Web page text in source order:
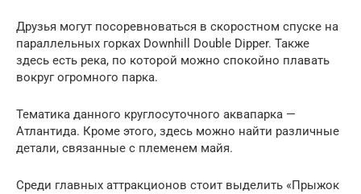
Друзья могут посоревноваться в скоростном спуске на
параллельных горках Downhill Double Dipper. Также
здесь есть река, по которой можно спокойно плавать
вокруг огромного парка.
Тематика данного круглосуточного аквапарка —
Атлантида. Кроме этого, здесь можно найти различные
детали, связанные с племенем майя.
Среди главных аттракционов стоит выделить «Прыжок